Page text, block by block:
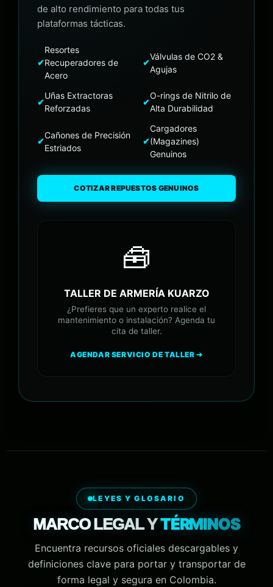
de alto rendimiento para todas tus
plataformas tácticas.
✔
Resortes
Recuperadores de
Acero
✔
Válvulas de CO2 &
Agujas
✔
Uñas Extractoras
Reforzadas
✔
O-rings de Nitrilo de
Alta Durabilidad
✔
Cañones de Precisión
Estriados
✔
Cargadores
(Magazines)
Genuinos
COTIZAR REPUESTOS GENUINOS
🧰
TALLER DE ARMERÍA KUARZO
¿Prefieres que un experto realice el
mantenimiento o instalación? Agenda tu
cita de taller.
AGENDAR SERVICIO DE TALLER ➔
LEYES Y GLOSARIO
MARCO LEGAL YTÉRMINOS
Encuentra recursos oficiales descargables y
definiciones clave para portar y transportar de
forma legal y segura en Colombia.